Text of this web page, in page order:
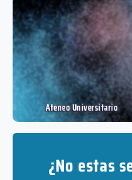
Ateneo Universitario
¿No estas